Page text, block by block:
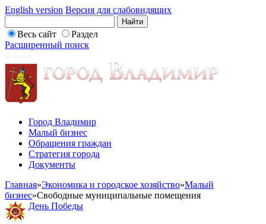
English version Версия для слабовидящих
Весь сайт
Раздел
Расширенный поиск
Город Владимир
Малый бизнес
Обращения граждан
Стратегия города
Документы
Главная»Экономика и городское хозяйство»Малый
бизнес»Свободные муниципальные помещения
День Победы